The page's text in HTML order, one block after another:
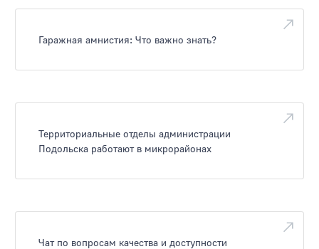
Гаражная амнистия: Что важно знать?
Территориальные отделы администрации
Подольска работают в микрорайонах
Чат по вопросам качества и доступности